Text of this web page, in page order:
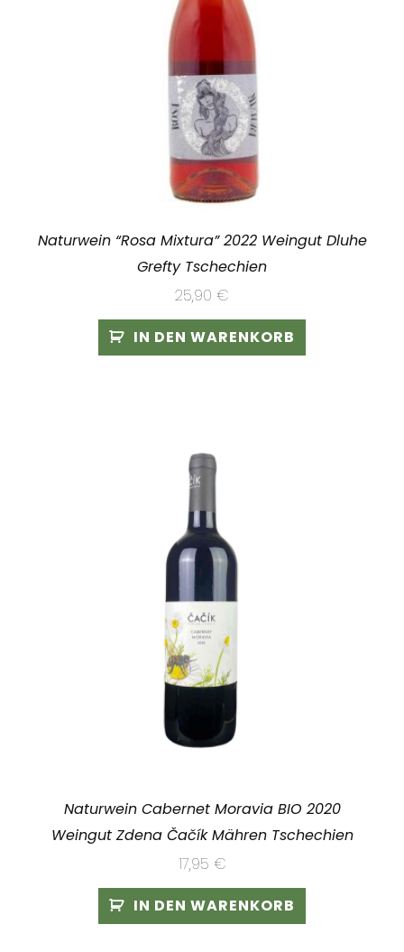
Naturwein “Rosa Mixtura” 2022 Weingut Dluhe
Grefty Tschechien
25,90 €
IN DEN WARENKORB
Naturwein Cabernet Moravia BIO 2020
Weingut Zdena Čačík Mähren Tschechien
17,95 €
IN DEN WARENKORB